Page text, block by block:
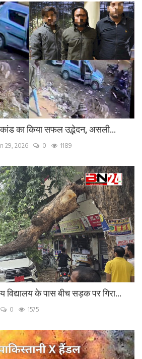
का किया सफल उद्भेदन, असली...
29, 2026 0 1189
के पास बीच सड़क पर गिरा...
0 1575